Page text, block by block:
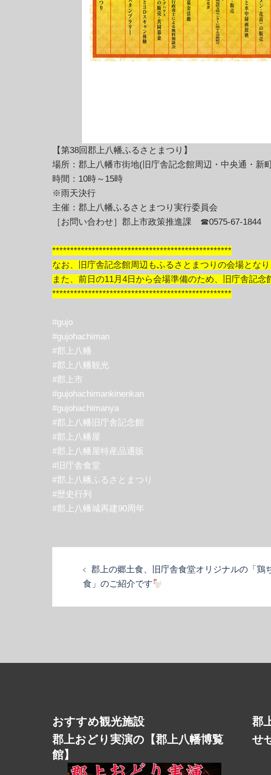
【第38回郡上八幡ふるさとまつり】
場所：郡上八幡市街地(旧庁舎記念館周辺・中央通・新
時間：10時～15時
※雨天決行
主催：郡上八幡ふるさとまつり実行委員会
［お問い合わせ］郡上市政策推進課 ☎0575-67-1844
**************************************************
なお、旧庁舎記念館周辺もふるさとまつりの会場とな
また、前日の11月4日から会場準備のため、旧庁舎記
**************************************************
#gujo
#gujohachiman
#郡上八幡
#郡上八幡観光
#郡上市
#gujohachimankinenkan
#gujohachimanya
#郡上八幡旧庁舎記念館
#郡上八幡屋
#郡上八幡屋特産品通販
#旧庁舎食堂
#郡上八幡ふるさとまつり
#歴史行列
#郡上八幡城再建90周年
ゲ
郡上の郷土食、旧庁舎食堂オリジナルの「鶏
食」のご紹介です
おすすめ観光施設
郡上おどり実演の【郡上八幡博覧
館】
郡
せ